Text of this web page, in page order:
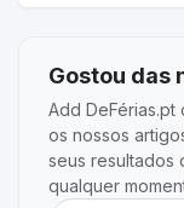
Gostou das
Add
os nossos
seus resultados
qualquer